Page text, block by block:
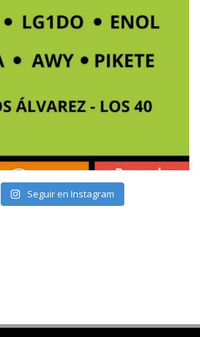
Seguir en Instagram